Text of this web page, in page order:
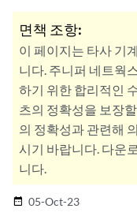
면책 조항:
이 페이지는 타사 기
니다. 주니퍼 네트웍
하기 위한 합리적인
츠의 정확성을 보장
의 정확성과 관련해
시기 바랍니다. 다운
니다.
date_range 05-Oct-23